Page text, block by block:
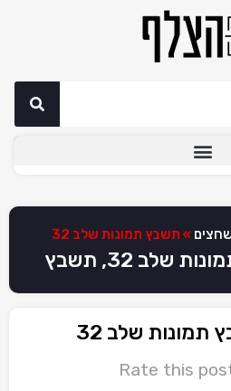
» תשבץ תמונות שלב 32
שלב 32, תשבץ
תמונות שלב 32
Rate this